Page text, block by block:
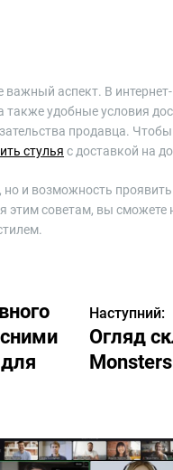
аспект. В
удобные условия
продавца.
стулья с доставкой на
и возможность
советам, вы сможете
Наступний:
Огляд